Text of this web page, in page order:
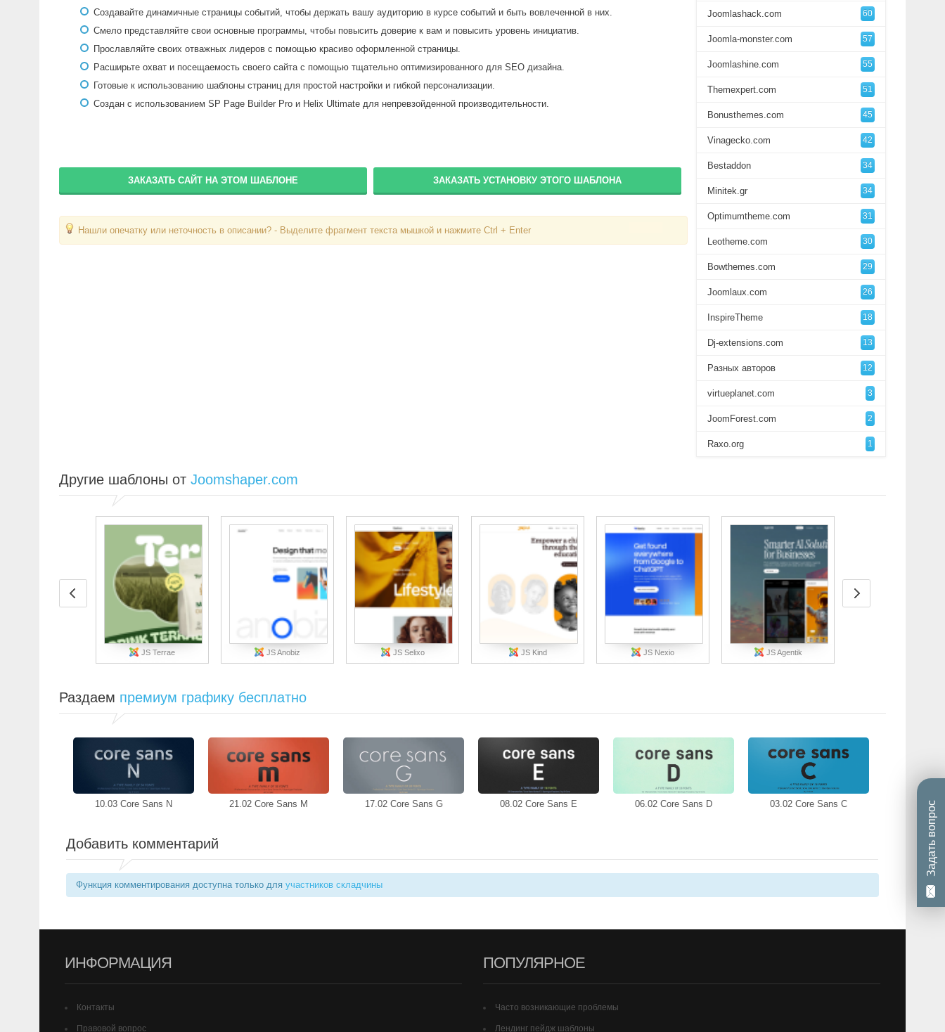
Создавайте динамичные страницы событий, чтобы держать вашу аудиторию в курсе событий и быть вовлеченной в них.
Смело представляйте свои основные программы, чтобы повысить доверие к вам и повысить уровень инициатив.
Прославляйте своих отважных лидеров с помощью красиво оформленной страницы.
Расширьте охват и посещаемость своего сайта с помощью тщательно оптимизированного для SEO дизайна.
Готовые к использованию шаблоны страниц для простой настройки и гибкой персонализации.
Создан с использованием SP Page Builder Pro и Helix Ultimate для непревзойденной производительности.
ЗАКАЗАТЬ САЙТ НА ЭТОМ ШАБЛОНЕ ЗАКАЗАТЬ УСТАНОВКУ ЭТОГО ШАБЛОНА
Нашли опечатку или неточность в описании? - Выделите фрагмент текста мышкой и нажмите Ctrl + Enter
Joomlashack.com 60
Joomla-monster.com 57
Joomlashine.com 55
Themexpert.com 51
Bonusthemes.com 45
Vinagecko.com 42
Bestaddon 34
Minitek.gr 34
Optimumtheme.com 31
Leotheme.com 30
Bowthemes.com 29
Joomlaux.com 26
InspireTheme 18
Dj-extensions.com 13
Разных авторов 12
virtueplanet.com 3
JoomForest.com 2
Raxo.org 1
Другие шаблоны от Joomshaper.com
JS Terrae JS Anobiz JS Selixo JS Kind JS Nexio JS Agentik
Раздаем премиум графику бесплатно
10.03 Core Sans N 21.02 Core Sans M 17.02 Core Sans G 08.02 Core Sans E 06.02 Core Sans D 03.02 Core Sans C
Добавить комментарий
Функция комментирования доступна только для участников складчины
ИНФОРМАЦИЯ
Контакты
Правовой вопрос
ПОПУЛЯРНОЕ
Часто возникающие проблемы
Лендинг пейдж шаблоны
Задать вопрос
Вход
Логин
Пароль
Вступить в складчину
Забыли логин?